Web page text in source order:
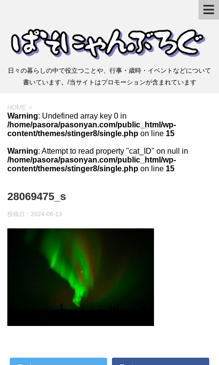
日々の暮らしの中で役立つことや、行事・歳時・イベントなどについて
書いています。/当サイトはプロモーションが含まれています
HOME >
Warning: Undefined array key 0 in
/home/pasora/pasonyan.com/public_html/wp-
content/themes/stinger8/single.php on line 15
Warning: Attempt to read property "cat_ID" on null in
/home/pasora/pasonyan.com/public_html/wp-
content/themes/stinger8/single.php on line 15
28069475_s
投稿日： 2024-06-13